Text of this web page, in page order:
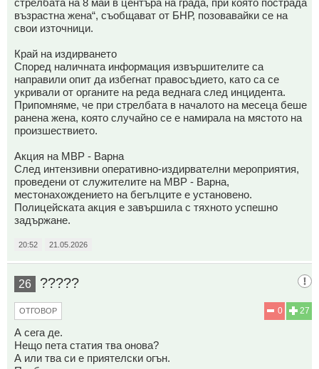
възрастна жена“, съобщават от БНР, позовавайки се на
свои източници.
Край на издирването
Според наличната информация извършителите са
направили опит да избегнат правосъдието, като са се
укривали от органите на реда веднага след инцидента.
Припомняме, че при стрелбата в началото на месеца беше
ранена жена, която случайно се е намирала на мястото на
произшествието.
Акция на МВР - Варна
След интензивни оперативно-издирвателни мероприятия,
проведени от служителите на МВР - Варна,
местонахождението на бегълците е установено.
Полицейската акция е завършила с тяхното успешно
задържане.
20:52 21.05.2026
26 ?????
27
0
ОТГОВОР
А сега де.
Нещо пета статия тва онова?
А или тва си е приятелски огън.